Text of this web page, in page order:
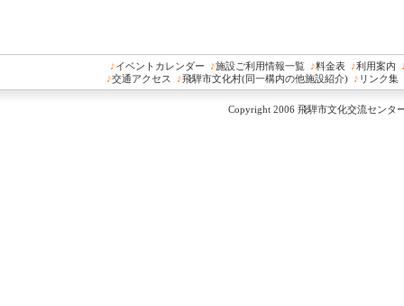
♪イベントカレンダー ♪施設ご利用情報一覧 ♪料金表 ♪利用案内
♪交通アクセス ♪飛騨市文化村(同一構内の他施設紹介) ♪ リンク集
Copyright 2006 飛騨市文化交流センタ